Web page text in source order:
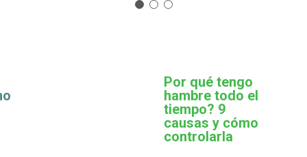
Por qué tengo
hambre todo el
tiempo? 9
causas y cómo
controlarla